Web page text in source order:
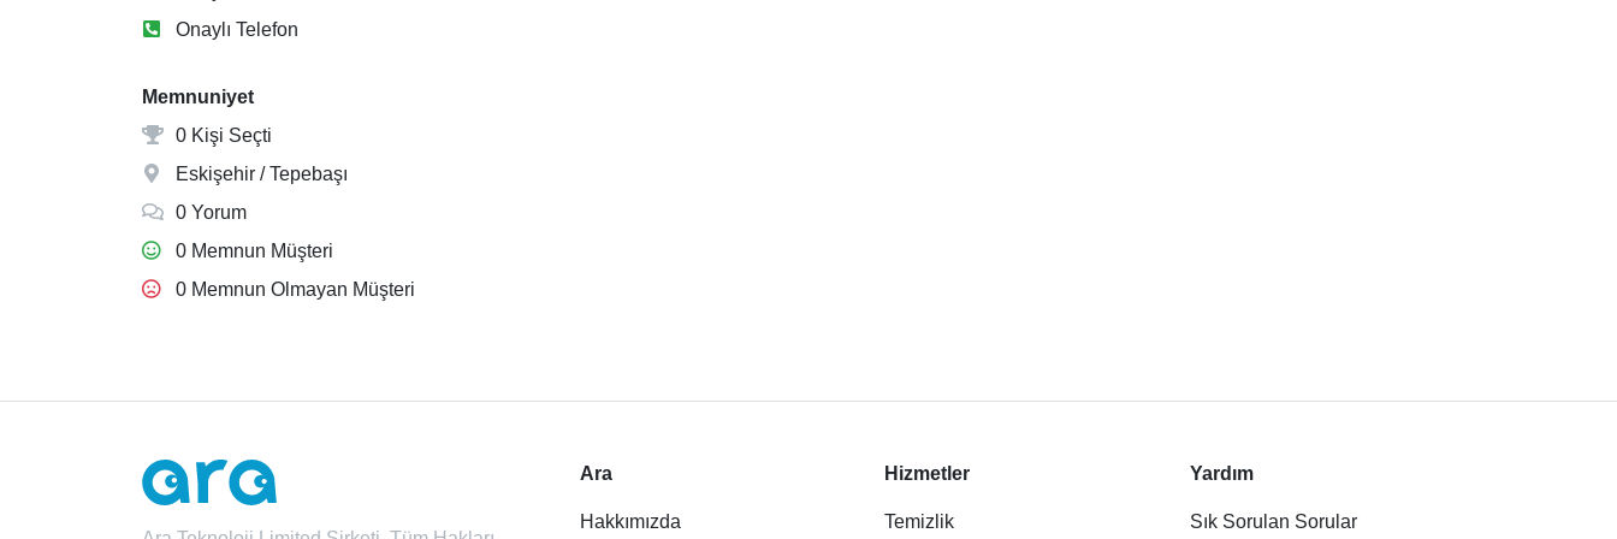
Onaylı Telefon
Memnuniyet
0 Kişi Seçti
Eskişehir / Tepebaşı
0 Yorum
0 Memnun Müşteri
0 Memnun Olmayan Müşteri
Ara
Hakkımızda
Hizmetler
Temizlik
Yardım
Sık Sorulan Sorular